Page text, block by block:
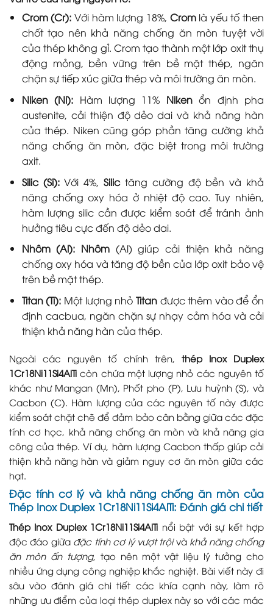
Crom (Cr): Với hàm lượng 18%, Cromlà yếu tố then
chốt tạo nên khả năng chống ăn mòn tuyệt vời
của thép không gỉ. Crom tạo thành một lớp oxit thụ
động mỏng, bền vững trên bề mặt thép, ngăn
chặn sự tiếp xúc giữa thép và môi trường ăn mòn.
Niken (Ni): Hàm lượng 11% Nikenổn định pha
austenite, cải thiện độ dẻo dai và khả năng hàn
của thép. Niken cũng góp phần tăng cường khả
năng chống ăn mòn, đặc biệt trong môi trường
axit.
Silic (Si):Với 4%,Silictăng cường độ bền và khả
năng chống oxy hóa ở nhiệt độ cao. Tuy nhiên,
hàm lượng silic cần được kiểm soát để tránh ảnh
hưởng tiêu cực đến độ dẻo dai.
Nhôm (Al): Nhôm (Al) giúp cải thiện khả năng
chống oxy hóa và tăng độ bền của lớp oxit bảo vệ
trên bề mặt thép.
Titan (Ti): Một lượng nhỏ Titanđược thêm vào để ổn
định cacbua, ngăn chặn sự nhạy cảm hóa và cải
thiện khả năng hàn của thép.
Ngoài các nguyên tố chính trên, thép Inox Duplex
1Cr18Ni11Si4AlTi còn chứa một lượng nhỏ các nguyên tố
khác như Mangan (Mn), Phốt pho (P), Lưu huỳnh (S), và
Cacbon (C). Hàm lượng của các nguyên tố này được
kiểm soát chặt chẽ để đảm bảo cân bằng giữa các đặc
tính cơ học, khả năng chống ăn mòn và khả năng gia
công của thép. Ví dụ, hàm lượng Cacbon thấp giúp cải
thiện khả năng hàn và giảm nguy cơ ăn mòn giữa các
hạt.
Đặc tính cơ lý và khả năng chống ăn mòn của
Thép Inox Duplex 1Cr18Ni11Si4AlTi: Đánh giá chi tiết
Thép Inox Duplex 1Cr18Ni11Si4AlTi nổi bật với sự kết hợp
độc đáo giữa đặc tính cơ lý vượt trộivà khả năng chống
ăn mòn ấn tượng, tạo nên một vật liệu lý tưởng cho
nhiều ứng dụng công nghiệp khắc nghiệt. Bài viết này đi
sâu vào đánh giá chi tiết các khía cạnh này, làm rõ
những ưu điểm của loại thép duplex này so với các mác